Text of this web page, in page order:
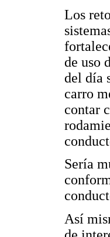
Los
de uso
del día
carro
contar
Sería
Así